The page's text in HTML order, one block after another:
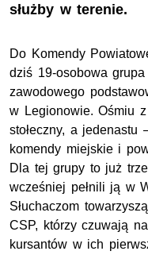
służby w terenie.
Do Komendy
dziś 19-osobowa grupa
zawodowego
w Legionowie. Ośmiu
stołeczny, a jedenastu
komendy miejskie i
Dla tej grupy to już
wcześniej pełnili ją w
Słuchaczom
CSP, którzy czuwają
kursantów w ich